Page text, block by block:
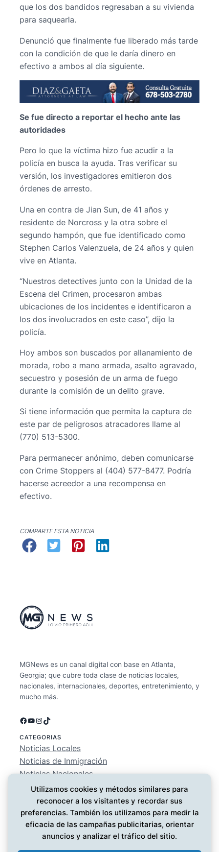
que los dos bandidos regresaban a su vivienda
para saquearla.
Denunció que finalmente fue liberado más tarde
con la condición de que le daría dinero en
efectivo a ambos al día siguiente.
Se fue directo a reportar el hecho ante las
autoridades
Pero lo que la víctima hizo fue acudir a la
policía en busca la ayuda. Tras verificar su
versión, los investigadores emitieron dos
órdenes de arresto.
Una en contra de Jian Sun, de 41 años y
residente de Norcross y la otra sobre el
segundo hampón, que fue identificado como
Stephen Carlos Valenzuela, de 24 años y quien
vive en Atlanta.
“Nuestros detectives junto con la Unidad de la
Escena del Crimen, procesaron ambas
ubicaciones de los incidentes e identificaron a
los dos involucrados en este caso”, dijo la
policía.
Hoy ambos son buscados por allanamiento de
morada, robo a mano armada, asalto agravado,
secuestro y posesión de un arma de fuego
durante la comisión de un delito grave.
Si tiene información que permita la captura de
este par de peligrosos atracadores llame al
(770) 513-5300.
Para permanecer anónimo, deben comunicarse
con Crime Stoppers al (404) 577-8477. Podría
hacerse acreedor a una recompensa en
efectivo.
COMPARTE ESTA NOTICIA
MGNews es un canal digital con base en Atlanta,
Georgia; que cubre toda clase de noticias locales,
nacionales, internacionales, deportes, entretenimiento, y
mucho más.
Facebook
YouTube
Instagram
TikTok
CATEGORIAS
Noticias Locales
Noticias de Inmigración
Noticias Nacionales
Deportes
Entretenimiento
EMPRESA
Conócenos
Política de Privacidad
Utilizamos cookies y métodos similares para
reconocer a los visitantes y recordar sus
preferencias. También los utilizamos para medir la
eficacia de las campañas publicitarias, orientar
anuncios y analizar el tráfico del sitio.